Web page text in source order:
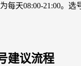
每天08:00-21:00。选
建议流程